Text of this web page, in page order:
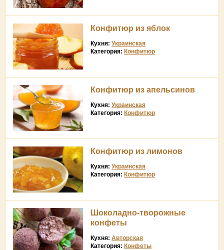
Конфитюр из яблок
Кухня: Украинская
Категория: Конфитюр
Конфитюр из апельсинов
Кухня: Украинская
Категория: Конфитюр
Конфитюр из лимонов
Кухня: Украинская
Категория: Конфитюр
Шоколадно-творожные
конфеты
Кухня: Авторская
Категория: Конфеты